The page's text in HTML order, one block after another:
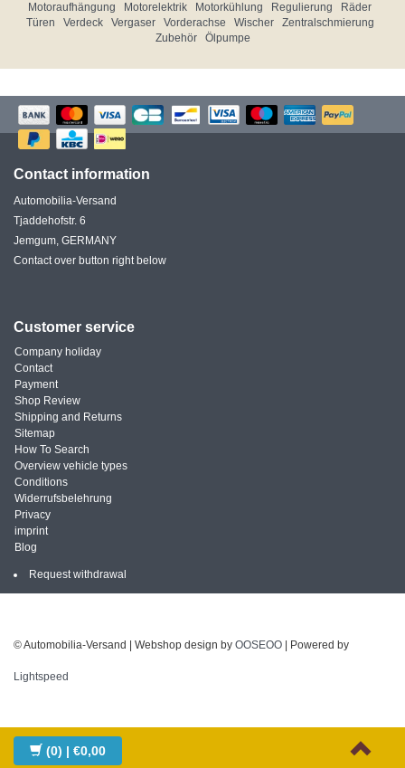
Motoraufhängung
Motorelektrik Motorkühlung Regulierung
Räder
Türen
Verdeck Vergaser Vorderachse Wischer
Zentralschmierung
Zubehör
Ölpumpe
Contact information
Automobilia-Versand
Tjaddehofstr. 6
Jemgum, GERMANY
Contact over button right below
Customer service
Company holiday
Contact
Payment
Shop Review
Shipping and Returns
Sitemap
How To Search
Overview vehicle types
Conditions
Widerrufsbelehrung
Privacy
imprint
Blog
Request withdrawal
© Automobilia-Versand | Webshop design by OOSEOO | Powered by
Lightspeed
(0) | €0,00